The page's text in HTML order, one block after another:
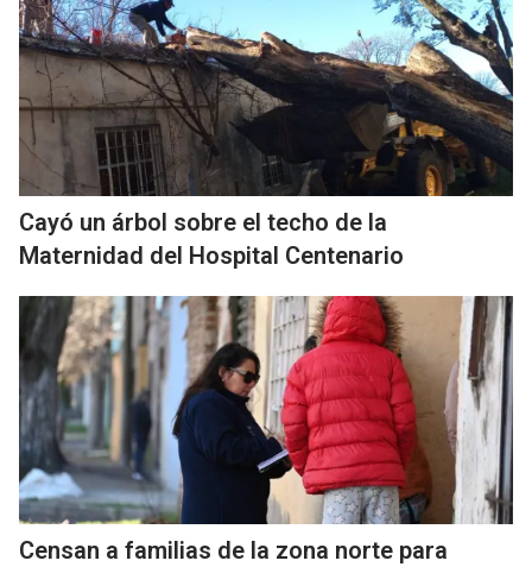
Cayó un árbol sobre el techo de la
Maternidad del Hospital Centenario
Censan a familias de la zona norte para